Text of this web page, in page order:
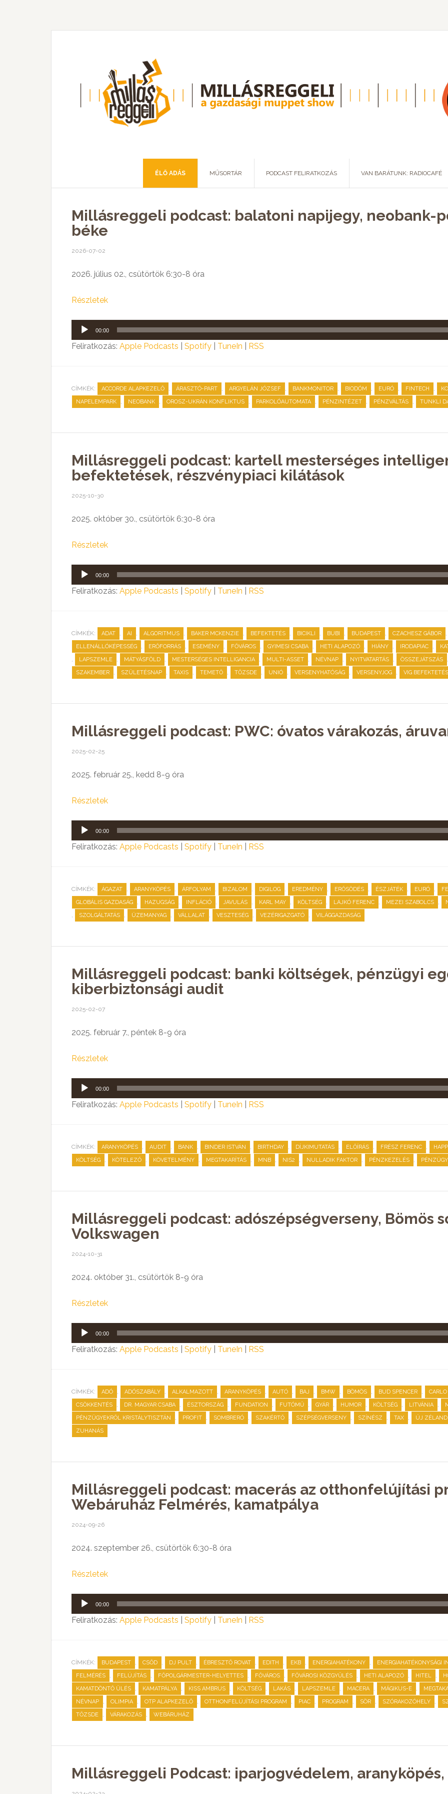
ÉLŐ ADÁS MŰSORTÁR PODCAST FELIRATKOZÁS VAN BARÁTUNK: RADIOCAFÉ
Millásreggeli podcast: balatoni napijegy, neobank-
béke
2026-07-02
2026. július 02., csütörtök 6:30-8 óra
Részletek
Audió
lejátszó
00:00
Feliratkozás: Apple Podcasts Spotify TuneIn RSS
CÍMKÉK: ACCORDE ALAPKEZELŐ , ÁRASZTÓ-PART , ARGYELÁN JÓZSEF , BANKMONITOR , BIODÓM , EURÓ , FINTECH ,
NAPELEMPARK , NEOBANK , OROSZ-UKRÁN KONFLIKTUS , PARKOLÓAUTOMATA , PÉNZINTÉZET , PÉNZVÁLTÁS , TUNKLI
Millásreggeli podcast: kartell mesterséges
befektetések, részvénypiaci kilátások
2025-10-30
2025. október 30., csütörtök 6:30-8 óra
Részletek
Audió
lejátszó
00:00
Feliratkozás: Apple Podcasts Spotify TuneIn RSS
CÍMKÉK: ADAT , AI , ALGORITMUS , BAKER MCKENZIE , BEFEKTETÉS , BICIKLI , BUBI , BUDAPEST , CZACHESZ GÁBOR ,
ELLENÁLLÓKÉPESSÉG , ERŐFORRÁS , ESEMÉNY , FŐVÁROS , GYIMESI CSABA , HETI ALAPOZÓ , HIÁNY , IRODAPIAC ,
, LAPSZEMLE , MÁTYÁSFÖLD , MESTERSÉGES INTELLIGANCIA , MULTI-ASSET , NÉVNAP , NYITVATARTÁS , ÖSSZEJÁTSZÁS ,
SZAKEMBER , SZÜLETÉSNAP , TAXIS , TEMETŐ , TŐZSDE , UNIÓ , VERSENYHATÓSÁG , VERSENYJOG , VIG
Millásreggeli podcast: PWC: óvatos várakozás,
2025-02-25
2025. február 25., kedd 8-9 óra
Részletek
Audió
lejátszó
00:00
Feliratkozás: Apple Podcasts Spotify TuneIn RSS
CÍMKÉK: ÁGAZAT , ARANYKÖPÉS , ÁRFOLYAM , BIZALOM , DIGILOG , EREDMÉNY , ERŐSÖDÉS , ÉSZJÁTÉK , EURÓ ,
GLOBÁLIS GAZDASÁG , HAZUGSÁG , INFLÁCIÓ , JAVULÁS , KARL MAY , KÖLTSÉG , LAJKÓ FERENC , MEZEI SZABOLCS ,
, SZOLGÁLTATÁS , ÜZEMANYAG , VÁLLALAT , VESZTESÉG , VEZÉRIGAZGATÓ , VILÁGGAZDASÁG
Millásreggeli podcast: banki költségek, pénzügyi
kiberbiztonsági audit
2025-02-07
2025. február 7., péntek 8-9 óra
Részletek
Audió
lejátszó
00:00
Feliratkozás: Apple Podcasts Spotify TuneIn RSS
CÍMKÉK: ARANYKÖPÉS , AUDIT , BANK , BINDER ISTVÁN , BIRTHDAY , DÍJKIMUTATÁS , ELŐÍRÁS , FRÉSZ FERENC ,
KÖLTSÉG , KÖTELEZŐ , KÖVETELMÉNY , MEGTAKARÍTÁS , MNB , NIS2 , NULLADIK FAKTOR , PÉNZKEZELÉS , PÉNZÜGY
Millásreggeli podcast: adószépségverseny, Bömös
Volkswagen
2024-10-31
2024. október 31., csütörtök 8-9 óra
Részletek
Audió
lejátszó
00:00
Feliratkozás: Apple Podcasts Spotify TuneIn RSS
CÍMKÉK: ADÓ , ADÓSZABÁLY , ALKALMAZOTT , ARANYKÖPÉS , AUTÓ , BAJ , BMW , BÖMÖS , BUD SPENCER ,
CSÖKKENTÉS , DR. MAGYAR CSABA , ÉSZTORSZÁG , FUNDATION , FUTÓMŰ , GYÁR , HUMOR , KÖLTSÉG , LITVÁNIA ,
PÉNZÜGYEKRŐL KRISTÁLYTISZTÁN , PROFIT , SOMBRERÓ , SZAKÉRTŐ , SZÉPSÉGVERSENY , SZÍNÉSZ , TAX , ÚJ ZÉLAND
ZUHANÁS
Millásreggeli podcast: macerás az otthonfelújítási
Webáruház Felmérés, kamatpálya
2024-09-26
2024. szeptember 26., csütörtök 6:30-8 óra
Részletek
Audió
lejátszó
00:00
Feliratkozás: Apple Podcasts Spotify TuneIn RSS
CÍMKÉK: BUDAPEST , CSŐD , DJ PULT , ÉBRESZTŐ ROVAT , EDITH , EKB , ENERGIAHATÉKONY , ENERGIAHATÉKONYSÁGI
FELMÉRÉS , FELÚJÍTÁS , FŐPOLGÁRMESTER-HELYETTES , FŐVÁROS , FŐVÁROSI KÖZGYŰLÉS , HETI ALAPOZÓ , HITEL ,
KAMATDÖNTŐ ÜLÉS , KAMATPÁLYA , KISS AMBRUS , KÖLTSÉG , LAKÁS , LAPSZEMLE , MACERA , MÁGIKUS-E ,
NÉVNAP , OLIMPIA , OTP ALAPKEZELŐ , OTTHONFELÚJÍTÁSI PROGRAM , PIAC , PROGRAM , SÖR , SZÓRAKOZÓHELY ,
TŐZSDE , VÁRAKOZÁS , WEBÁRUHÁZ
Millásreggeli Podcast: iparjogvédelem,